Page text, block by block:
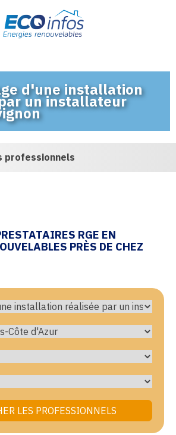
d'une installation
un installateur
professionnels
RGE EN
PRÈS DE CHEZ